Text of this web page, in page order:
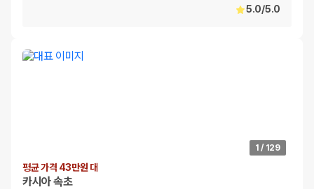
5.0/5.0
1 / 129
평균 가격 43만원 대
카시아 속초